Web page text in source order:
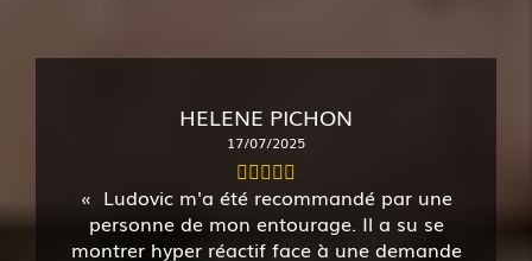
HELENE PICHON
17/07/2025
Ludovic m'a été recommandé par une
personne de mon entourage. Il a su se
montrer hyper réactif face à une demande